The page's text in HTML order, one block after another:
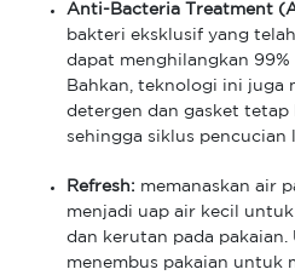
Anti-Bacteria Treatment
bakteri eksklusif yang
dapat menghilangkan 99%
Bahkan, teknologi ini juga
detergen dan gasket tetap
sehingga siklus pencucian
Refresh: memanaskan air
menjadi uap air kecil
dan kerutan pada pakaian.
menembus pakaian untuk